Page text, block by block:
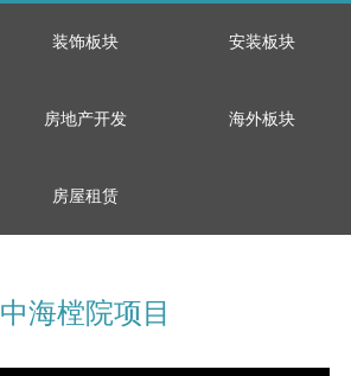
装饰板块 安装板块
房地产开发 海外板块
房屋租赁
中海樘院项目